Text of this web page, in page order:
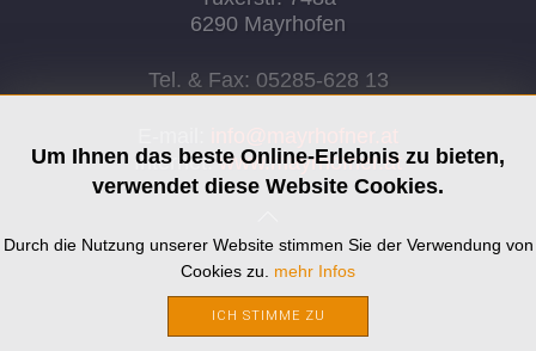
6290 Mayrhofen
Tel. & Fax: 05285-628 13
Internet:www.mayrhofner.at
Um Ihnen das beste Online-Erlebnis zu bieten,
verwendet diese Website Cookies.
Durch die Nutzung unserer Website stimmen Sie der Verwendung von
Cookies zu. mehr Infos
ICH STIMME ZU